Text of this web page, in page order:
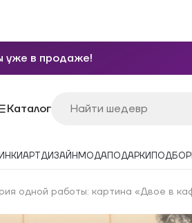
уже в продаже!
Каталог
АРТДИЗАЙН МОДАПОДАРКИ
одной работы: картина «Двое в